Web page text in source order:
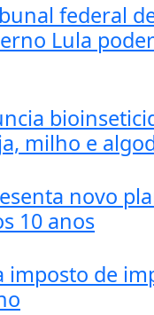
federal
Lula
milho e
novo
10 anos
imposto de